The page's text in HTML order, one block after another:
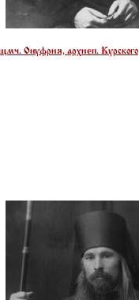
Онуфрия, архиеп. Курского